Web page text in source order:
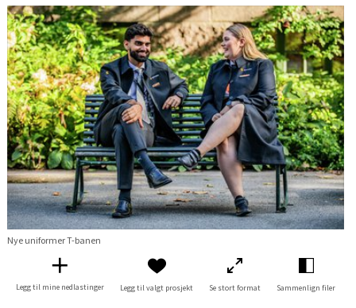
Nye uniformer T-banen
Legg til mine nedlastinger Legg til valgt prosjekt Se stort format Sammenlign filer